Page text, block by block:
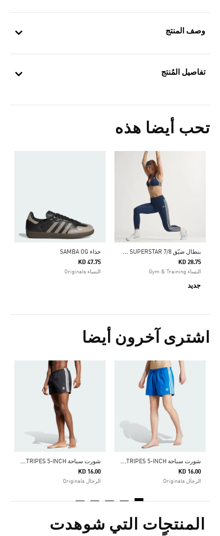
وصف المنتج
تفاصيل المُنتج
تحب أيضا هذه
ب
نطال ضيّق ADIDAS ORIGINALS SPORT SUPERSTAR 7/8
KD 28.75
النساء Gym & Training
جديد
حذاء SAMBA OG
KD 47.75
النساء Originals
اشترى آخرون أيضا
ش
ورت سباحة ADICOLOR 3-STRIPES 5-INCH
KD 16.00
الرجال Originals
ش
ورت سباحة ADICOLOR 3-STRIPES 5-INCH
KD 16.00
الرجال Originals
المنتجات التي شوهدت